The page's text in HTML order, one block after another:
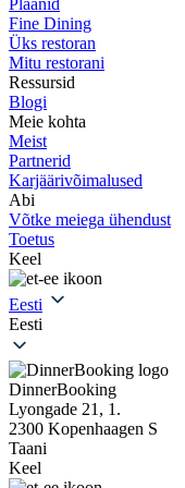
Plaanid
Fine Dining
Üks restoran
Mitu restorani
Ressursid
Blogi
Meie kohta
Meist
Partnerid
Karjäärivõimalused
Abi
Võtke meiega ühendust
Toetus
Keel
Eesti
Eesti
DinnerBooking
Lyongade 21, 1.
2300 Kopenhaagen S
Taani
Keel